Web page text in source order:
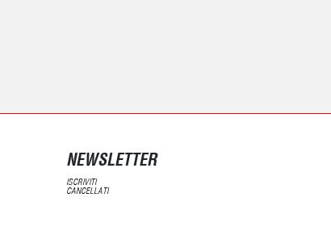
NEWSLETTER
ISCRIVITI
CANCELLATI